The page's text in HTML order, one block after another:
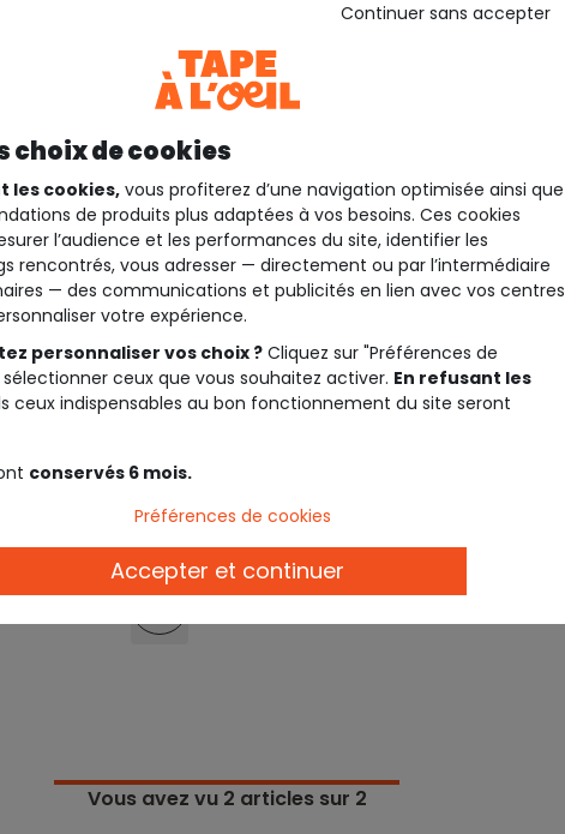
élastique bleu
garçon
Vous avez vu 2 articles sur 2
choix de cookies
les cookies, vous profiterez d’une navigation optimisée ainsi que
de produits plus adaptées à vos besoins. Ces cookies
l’audience et les performances du site, identifier les
rencontrés, vous adresser — directement ou par l’intermédiaire
— des communications et publicités en lien avec vos centres
votre expérience.
personnaliser vos choix ? Cliquez sur "Préférences de
ceux que vous souhaitez activer. En refusant les
ceux indispensables au bon fonctionnement du site seront
conservés 6 mois.
Continuer sans accepter
Préférences de cookies
Accepter et continuer